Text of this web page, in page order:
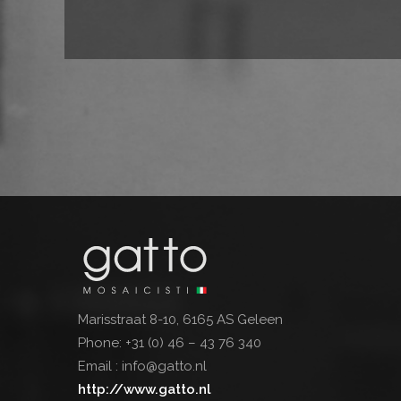
Marisstraat 8-10, 6165 AS Geleen
Phone: +31 (0) 46 – 43 76 340
Email : info@gatto.nl
http://www.gatto.nl